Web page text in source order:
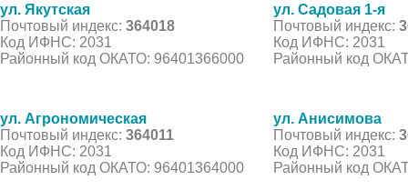
ул. Якутская
Почтовый индекс: 364018
Код ИФНС: 2031
Районный код ОКАТО: 96401366000
ул. Садовая 1-я
Почтовый индекс:
Код ИФНС: 2031
Районный код
ул. Агрономическая
Почтовый индекс: 364011
Код ИФНС: 2031
Районный код ОКАТО: 96401364000
ул. Анисимова
Почтовый индекс:
Код ИФНС: 2031
Районный код